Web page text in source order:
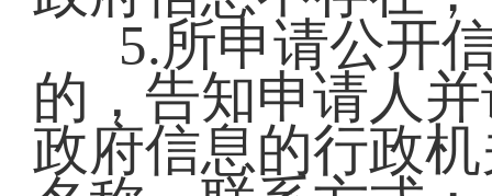
5.所申请公开
的，告知申请人
政府信息的行政